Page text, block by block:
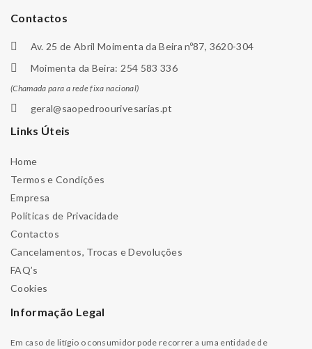
Contactos
Av. 25 de Abril Moimenta da Beira nº87, 3620-304
Moimenta da Beira: 254 583 336
(Chamada para a rede fixa nacional)
geral@saopedroourivesarias.pt
Links Úteis
Home
Termos e Condições
Empresa
Políticas de Privacidade
Contactos
Cancelamentos, Trocas e Devoluções
FAQ’s
Cookies
Informação Legal
Em caso de litígio o consumidor pode recorrer a uma entidade de